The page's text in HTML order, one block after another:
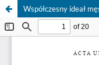
Współczesny ideał